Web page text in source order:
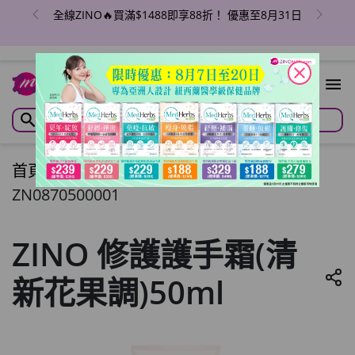
全線ZINO🔥買滿$1488即享88折！ 優惠至8月31日
首頁/ZINO 修護護手霜(清新花果調)50ml
ZN0870500001
ZINO 修護護手霜(清
新花果調)50ml
close